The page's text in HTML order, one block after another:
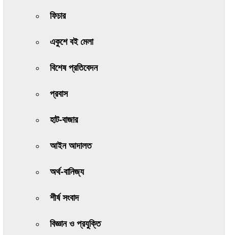
ফিচার
একুশে বই মেলা
বিশেষ প্রতিবেদন
প্রবাস
হাট-বাজার
আইন আদালত
অর্থ-বানিজ্য
শীর্ষ সংবাদ
বিজ্ঞান ও প্রযুক্তি